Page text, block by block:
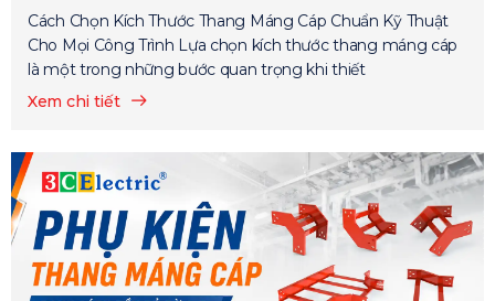
Cách Chọn Kích Thước Thang Máng Cáp Chuẩn Kỹ Thuật
Cho Mọi Công Trình Lựa chọn kích thước thang máng cáp
là một trong những bước quan trọng khi thiết
Xem chi tiết